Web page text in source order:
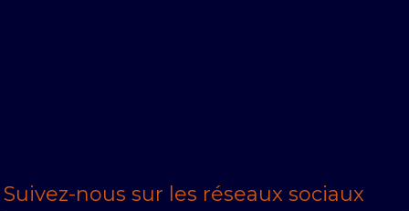
Suivez-nous sur les réseaux sociaux